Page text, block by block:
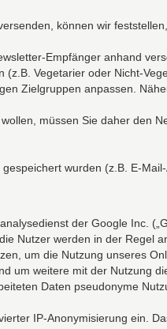
können wir
Empfänger anhand
(z.B. Vegetarier oder Nicht-
Zielgruppen anpassen.
müssen Sie daher den
wurden (z.B. E-
der Google Inc.
Nutzer werden in der Regel
um die Nutzung unseres
um weitere mit der Nutzung
Daten pseudonyme
IP-Anonymisierung ein.